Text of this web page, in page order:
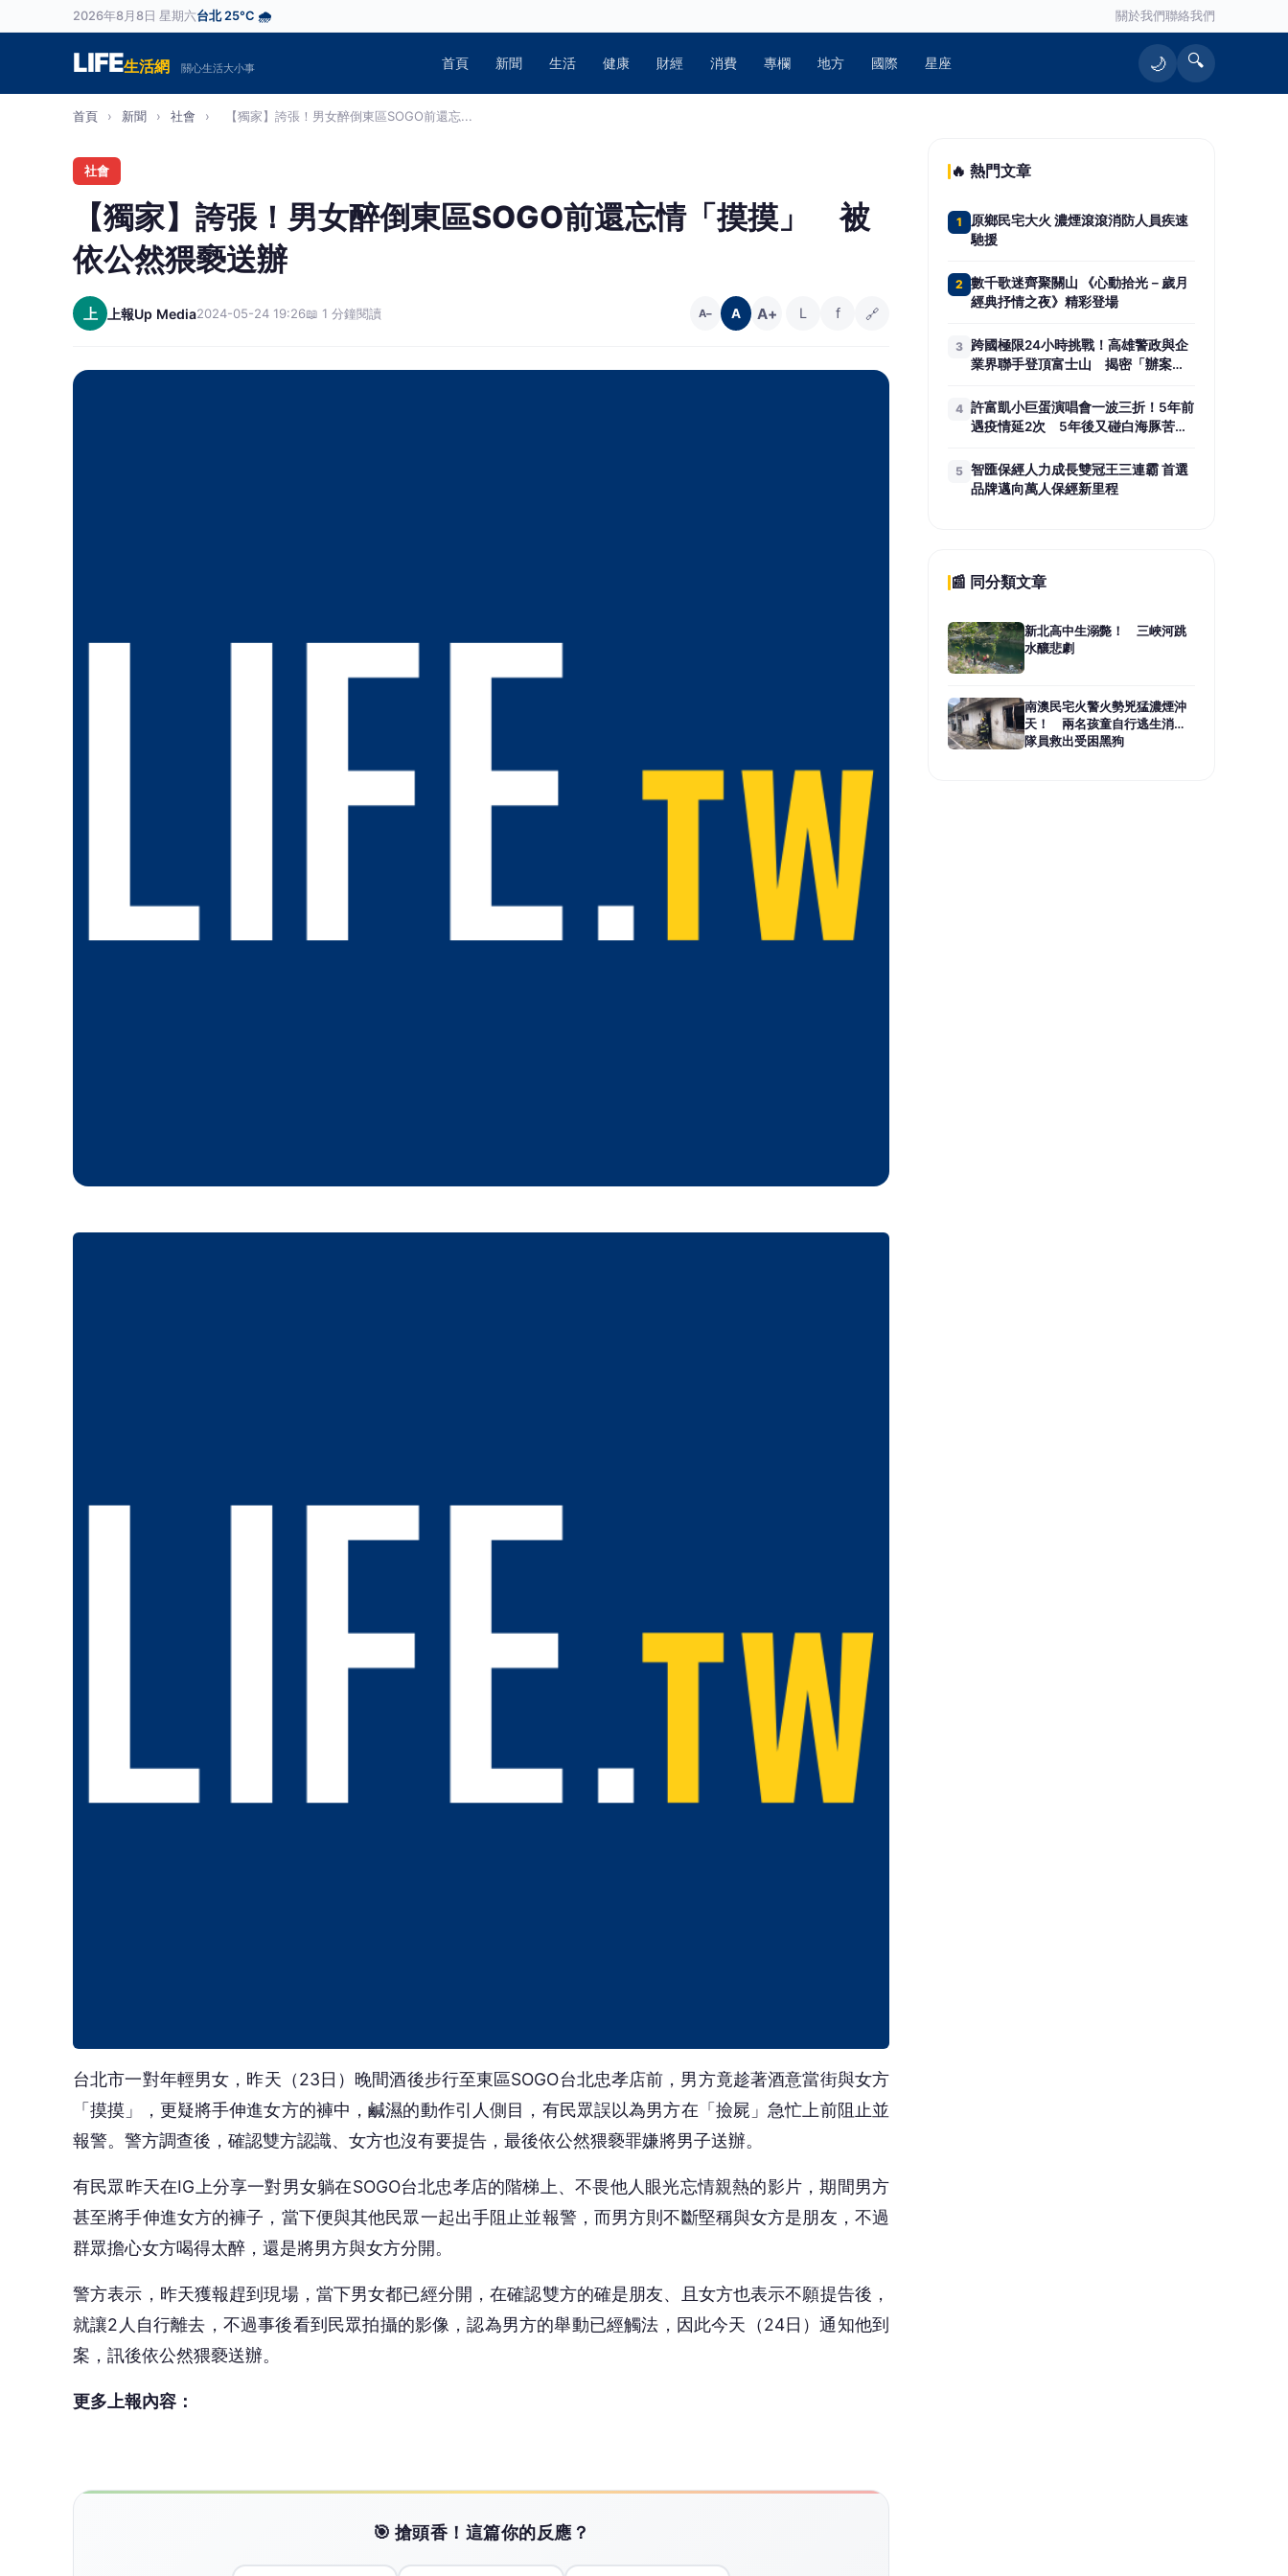
2026年8月8日 星期六台北 25°C 🌧️ 關於我們聯絡我們
LIFE生活網 關心生活大小事 首頁 新聞 生活 健康 財經 消費 專欄 地方 國際 星座 🌙 🔍
首頁 › 新聞 › 社會 › 【獨家】誇張！男女醉倒東區SOGO前還忘...
社會
【獨家】誇張！男女醉倒東區SOGO前還忘情「摸摸」 被
依公然猥褻送辦
上 上報Up Media2024-05-24 19:26📖 1 分鐘閱讀 A− A A+ L f 🔗
台北市一對年輕男女，昨天（23日）晚間酒後步行至東區SOGO台北忠孝店前，男方竟趁著酒意當街與女方
「摸摸」，更疑將手伸進女方的褲中，鹹濕的動作引人側目，有民眾誤以為男方在「撿屍」急忙上前阻止並
報警。警方調查後，確認雙方認識、女方也沒有要提告，最後依公然猥褻罪嫌將男子送辦。
有民眾昨天在IG上分享一對男女躺在SOGO台北忠孝店的階梯上、不畏他人眼光忘情親熱的影片，期間男方
甚至將手伸進女方的褲子，當下便與其他民眾一起出手阻止並報警，而男方則不斷堅稱與女方是朋友，不過
群眾擔心女方喝得太醉，還是將男方與女方分開。
警方表示，昨天獲報趕到現場，當下男女都已經分開，在確認雙方的確是朋友、且女方也表示不願提告後，
就讓2人自行離去，不過事後看到民眾拍攝的影像，認為男方的舉動已經觸法，因此今天（24日）通知他到
案，訊後依公然猥褻送辦。
更多上報內容：
🎯 搶頭香！這篇你的反應？
🔥 熱門文章
1
原鄉民宅大火 濃煙滾滾消防人員疾速
馳援
2 數千歌迷齊聚關山 《心動拾光－歲月
經典抒情之夜》精彩登場
3 跨國極限24小時挑戰！高雄警政與企
業界聯手登頂富士山 揭密「辦案與
4 許富凱小巨蛋演唱會一波三折！5年前
遇疫情延2次 5年後又碰白海豚苦
5 智匯保經人力成長雙冠王三連霸 首選
品牌邁向萬人保經新里程
📰 同分類文章
新北高中生溺斃！ 三峽河跳
水釀悲劇
南澳民宅火警火勢兇猛濃煙沖
天！ 兩名孩童自行逃生消防
隊員救出受困黑狗